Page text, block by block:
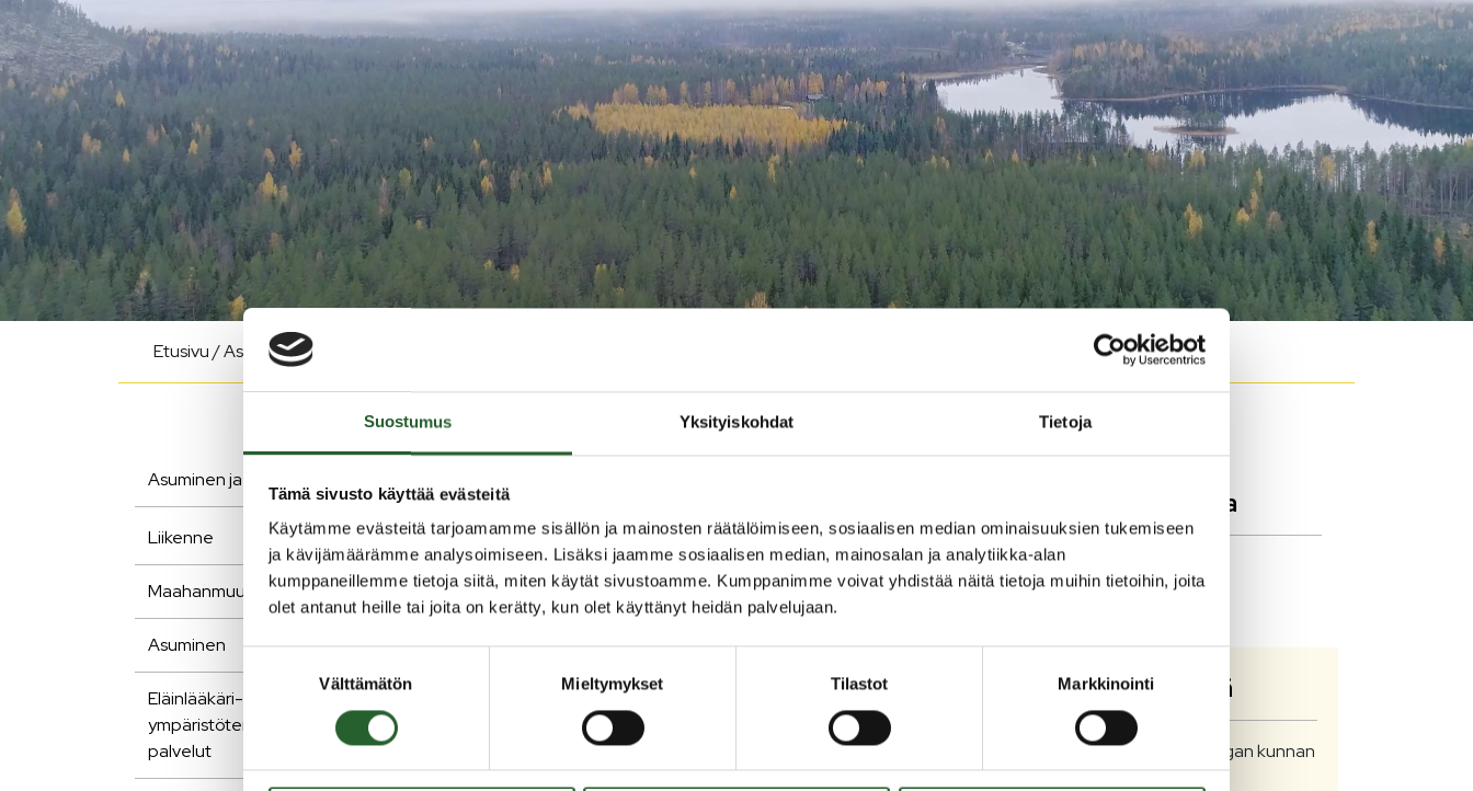
Suostumus Yksityiskohdat Tietoja
Tämä sivusto käyttää evästeitä
Käytämme evästeitä tarjoamamme sisällön ja mainosten räätälöimiseen, sosiaalisen median ominaisuuksien tukemiseen
ja kävijämäärämme analysoimiseen. Lisäksi jaamme sosiaalisen median, mainosalan ja analytiikka-alan
kumppaneillemme tietoja siitä, miten käytät sivustoamme. Kumppanimme voivat yhdistää näitä tietoja muihin tietoihin, joita
olet antanut heille tai joita on kerätty, kun olet käyttänyt heidän palvelujaan.
Välttämätön Mieltymykset Tilastot Markkinointi
Etusivu/Asuminen ja ympäristö
Asuminen ja ympäristö
Liikenne
Maahanmuuttajalle
Asuminen
Eläinlääkäri- ja
ympäristöterveydenhuollon
palvelut
Tontit vakituiseen asumiseen
Puolangan kunnalla on myytävänä erinomaisia tontteja soveltuen sekä
vakituiseen että vapaa-ajan asumiseen. Osa tonteista sijaitsee aivan
Vapaita tontteja löytyy vielä myös Paljakan matkailukeskuksen alueella
Ota yhteyttä ja tule katsomaan mitä meillä on tarjolla.
Ajankohtaista
Ota yhteyttä
Lisätietoja Puolangan kunnan
vapaista tonteista